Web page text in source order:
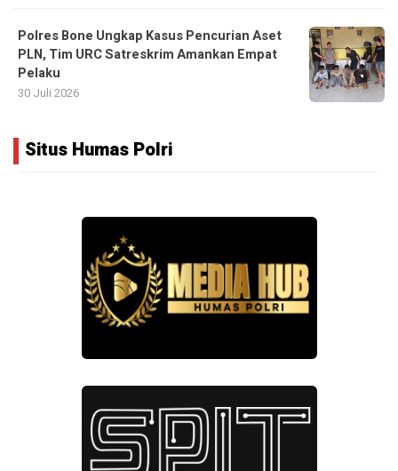
Polres Bone Ungkap Kasus Pencurian Aset
PLN, Tim URC Satreskrim Amankan Empat
Pelaku
30 Juli 2026
Situs Humas Polri